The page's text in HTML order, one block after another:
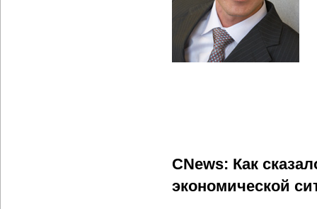
CNews: Как
экономической